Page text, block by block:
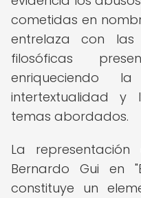
cometidas en
entrelaza con las
filosóficas
enriqueciendo
intertextualidad
temas abordados.
La
Bernardo Gui en
constituye un